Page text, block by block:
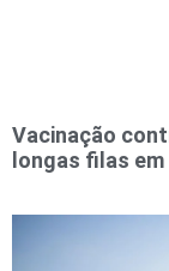
Vacinação
longas filas